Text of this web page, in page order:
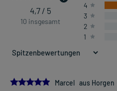
4,7 / 5
10 insgesamt
4
3
2
1
5.0
Marcel aus Horgen